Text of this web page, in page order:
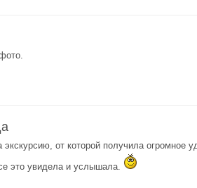
экскурсию, от которой получила огромное
это увидела и услышала.